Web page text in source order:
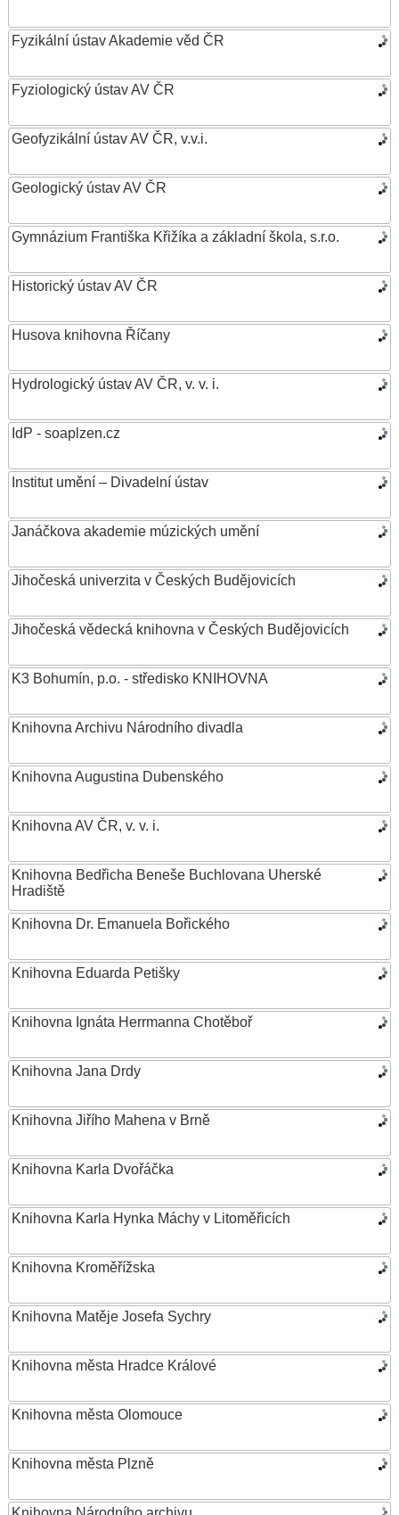
Fyzikální ústav Akademie věd ČR
Fyziologický ústav AV ČR
Geofyzikální ústav AV ČR, v.v.i.
Geologický ústav AV ČR
Gymnázium Františka Křižíka a základní škola, s.r.o.
Historický ústav AV ČR
Husova knihovna Říčany
Hydrologický ústav AV ČR, v. v. i.
IdP - soaplzen.cz
Institut umění – Divadelní ústav
Janáčkova akademie múzických umění
Jihočeská univerzita v Českých Budějovicích
Jihočeská vědecká knihovna v Českých Budějovicích
K3 Bohumín, p.o. - středisko KNIHOVNA
Knihovna Archivu Národního divadla
Knihovna Augustina Dubenského
Knihovna AV ČR, v. v. i.
Knihovna Bedřicha Beneše Buchlovana Uherské
Hradiště
Knihovna Dr. Emanuela Bořického
Knihovna Eduarda Petišky
Knihovna Ignáta Herrmanna Chotěboř
Knihovna Jana Drdy
Knihovna Jiřího Mahena v Brně
Knihovna Karla Dvořáčka
Knihovna Karla Hynka Máchy v Litoměřicích
Knihovna Kroměřížska
Knihovna Matěje Josefa Sychry
Knihovna města Hradce Králové
Knihovna města Olomouce
Knihovna města Plzně